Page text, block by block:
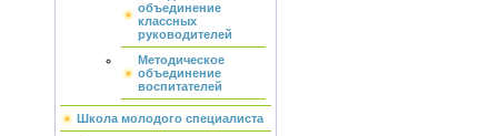
объединение
классных
руководителей
Методическое
объединение
воспитателей
Школа молодого специалиста